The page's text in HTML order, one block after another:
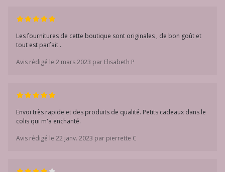
Les fournitures de cette boutique sont originales , de bon goût et
tout est parfait .
Avis rédigé le 2 mars 2023 par Elisabeth P
Envoi très rapide et des produits de qualité. Petits cadeaux dans le
colis qui m'a enchanté.
Avis rédigé le 22 janv. 2023 par pierrette C